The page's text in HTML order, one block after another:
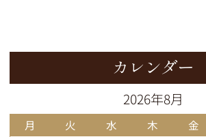
カレンダー
2026年8月
月 火 水 木 金